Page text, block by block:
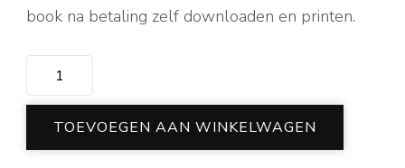
book na betaling zelf downloaden en printen.
kracht
meditatie:
TOEVOEGEN AAN WINKELWAGEN